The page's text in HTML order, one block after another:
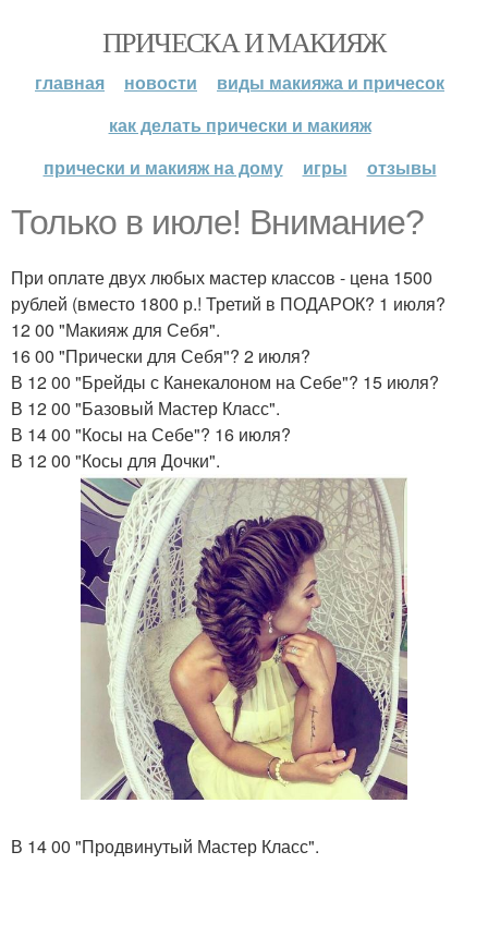
ПРИЧЕСКА И МАКИЯЖ
главная новости
виды макияжа и причесок
как делать прически и макияж
прически и макияж на дому
игры отзывы
Только в июле! Внимание?
При оплате двух любых мастер классов - цена 1500
рублей (вместо 1800 р.! Третий в ПОДАРОК? 1 июля?
12 00 "Макияж для Себя".
16 00 "Прически для Себя"? 2 июля?
В 12 00 "Брейды с Канекалоном на Себе"? 15 июля?
В 12 00 "Базовый Мастер Класс".
В 14 00 "Косы на Себе"? 16 июля?
В 12 00 "Косы для Дочки".
В 14 00 "Продвинутый Мастер Класс".